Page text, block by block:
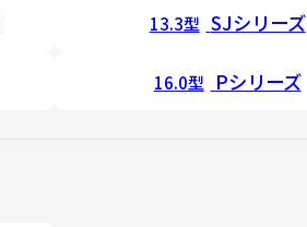
13.3型 SJシリーズ
16.0型 Pシリーズ